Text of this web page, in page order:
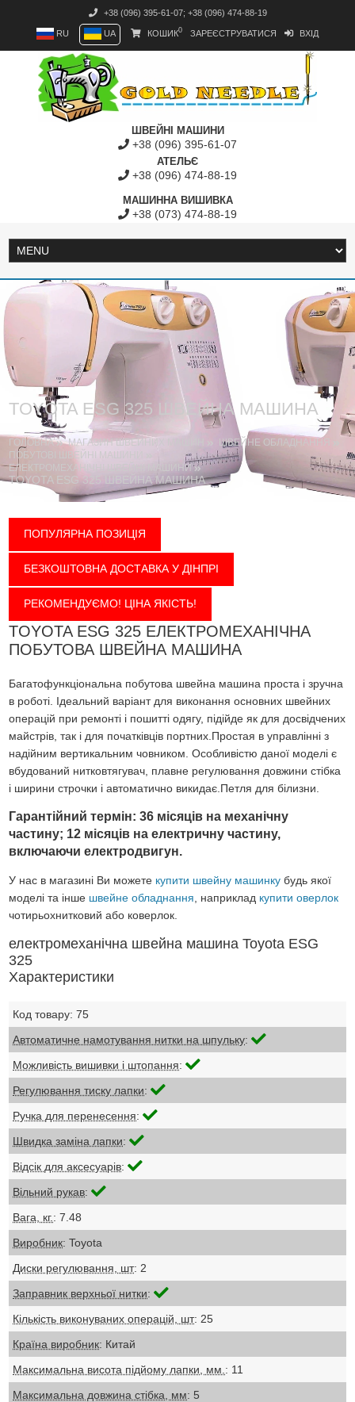
+38 (096) 395-61-07; +38 (096) 474-88-19
RU UA КОШИК0 ЗАРЕЄСТРУВАТИСЯ ВХІД
ШВЕЙНІ МАШИНИ
+38 (096) 395-61-07
АТЕЛЬЄ
+38 (096) 474-88-19
МАШИННА ВИШИВКА
+38 (073) 474-88-19
TOYOTA ESG 325 ШВЕЙНА МАШИНА
ГОЛОВНА МАГАЗИН ШВЕЙНИХ МАШИН
ШВЕЙНЕ ОБЛАДНАННЯ
ПОБУТОВІ ШВЕЙНІ МАШИНИ
ЕЛЕКТРОМЕХАНІЧНІ ШВЕЙНІ МАШИНИ
TOYOTA ESG 325 ШВЕЙНА МАШИНА
ПОПУЛЯРНА ПОЗИЦІЯ
БЕЗКОШТОВНА ДОСТАВКА У ДІНПРІ
РЕКОМЕНДУЄМО! ЦІНА ЯКІСТЬ!
TOYOTA ESG 325 ЕЛЕКТРОМЕХАНІЧНА
ПОБУТОВА ШВЕЙНА МАШИНА
Багатофункціональна побутова швейна машина проста і зручна
в роботі. Ідеальний варіант для виконання основних швейних
операцій при ремонті і пошитті одягу, підійде як для досвідчених
майстрів, так і для початківців портних.Простая в управлінні з
надійним вертикальним човником. Особливістю даної моделі є
вбудований нитковтягувач, плавне регулювання довжини стібка
і ширини строчки і автоматично викидає.Петля для білизни.
Гарантійний термін: 36 місяців на механічну
частину; 12 місяців на електричну частину,
включаючи електродвигун.
У нас в магазині Ви можете купити швейну машинку будь якої
моделі та інше швейне обладнання , наприклад купити оверлок
чотирьохнитковий або коверлок.
електромеханічна швейна машина Toyota ESG
325
Характеристики
Код товару: 75
Автоматичне намотування нитки на шпульку:
Можливість вишивки і штопання:
Регулювання тиску лапки:
Ручка для перенесення:
Швидка заміна лапки:
Відсік для аксесуарів:
Вільний рукав:
Вага, кг.: 7.48
Виробник: Toyota
Диски регулювання, шт: 2
Заправник верхньої нитки:
Кількість виконуваних операцій, шт: 25
Країна виробник: Китай
Максимальна висота підйому лапки, мм. : 11
Максимальна довжина стібка, мм: 5